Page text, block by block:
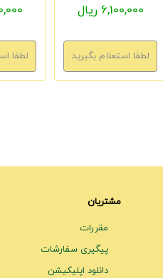
6,100,000 ریال
مشتریان
مقررات
پیگیری سفارشات
دانلود اپلیکیشن